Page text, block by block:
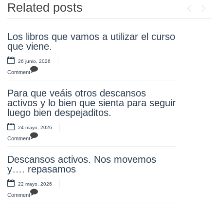
Related posts
Los libros que vamos a utilizar el curso
que viene.
26 junio, 2026
Comment
Para que veáis otros descansos
activos y lo bien que sienta para seguir
luego bien despejaditos.
24 mayo, 2026
Comment
Descansos activos. Nos movemos
y…. repasamos
22 mayo, 2026
Comment
¡Atención!
Comment
en la Museo del Ejército, aprendiendo
y disfrutando. ¡Olee!
17 mayo, 2026
Comment
disfrutando toda la comunidad
educativa con unos juegos divertidos y
un desayuno saludable.
Repetiremos..Estas familias y este
AMPA como molan se merecen una